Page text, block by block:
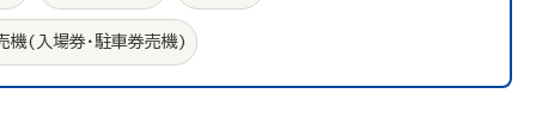
機(入場券・駐車券売機)